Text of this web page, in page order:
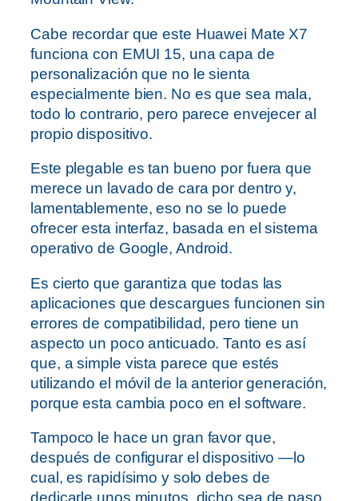
Cabe recordar que este Huawei Mate X7
funciona con EMUI 15, una capa de
personalización que no le sienta
especialmente bien. No es que sea mala,
todo lo contrario, pero parece envejecer al
propio dispositivo.
Este plegable es tan bueno por fuera que
merece un lavado de cara por dentro y,
lamentablemente, eso no se lo puede
ofrecer esta interfaz, basada en el sistema
operativo de Google, Android.
Es cierto que garantiza que todas las
aplicaciones que descargues funcionen sin
errores de compatibilidad, pero tiene un
aspecto un poco anticuado. Tanto es así
que, a simple vista parece que estés
utilizando el móvil de la anterior generación,
porque esta cambia poco en el software.
Tampoco le hace un gran favor que,
después de configurar el dispositivo —lo
cual, es rapidísimo y solo debes de
dedicarle unos minutos, dicho sea de paso